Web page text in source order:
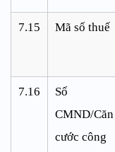
7.15 Mã số thuế
7.16
Số
CMND/Căn
cước công